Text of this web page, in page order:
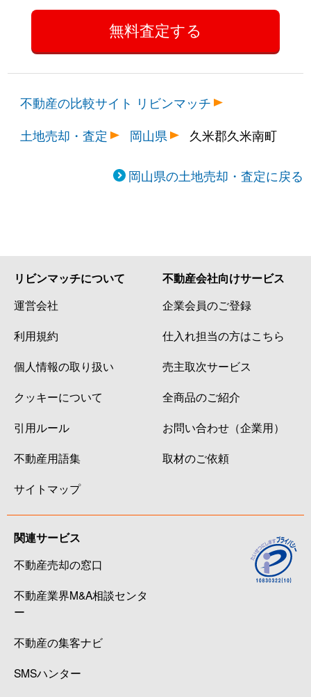
不動産の比較サイト リビンマッチ
土地売却・査定
岡山県 久米郡久米南町
岡山県の土地売却・査定に戻る
リビンマッチについて
運営会社
利用規約
個人情報の取り扱い
クッキーについて
引用ルール
不動産用語集
サイトマップ
不動産会社向けサービス
企業会員のご登録
仕入れ担当の方はこちら
売主取次サービス
全商品のご紹介
お問い合わせ（企業用）
取材のご依頼
関連サービス
不動産売却の窓口
不動産業界M&A相談センタ
ー
不動産の集客ナビ
SMSハンター